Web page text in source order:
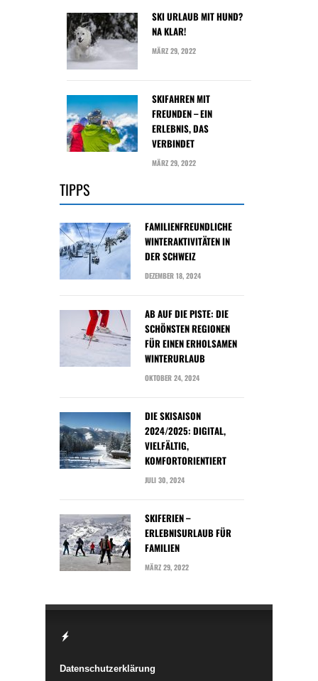
SKI URLAUB MIT HUND?
NA KLAR!
MÄRZ 29, 2022
SKIFAHREN MIT
FREUNDEN – EIN
ERLEBNIS, DAS
VERBINDET
MÄRZ 29, 2022
TIPPS
FAMILIENFREUNDLICHE
WINTERAKTIVITÄTEN IN
DER SCHWEIZ
DEZEMBER 18, 2024
AB AUF DIE PISTE: DIE
SCHÖNSTEN REGIONEN
FÜR EINEN ERHOLSAMEN
WINTERURLAUB
OKTOBER 24, 2024
DIE SKISAISON
2024/2025: DIGITAL,
VIELFÄLTIG,
KOMFORTORIENTIERT
JULI 30, 2024
SKIFERIEN –
ERLEBNISURLAUB FÜR
FAMILIEN
MÄRZ 29, 2022
Datenschutzerklärung